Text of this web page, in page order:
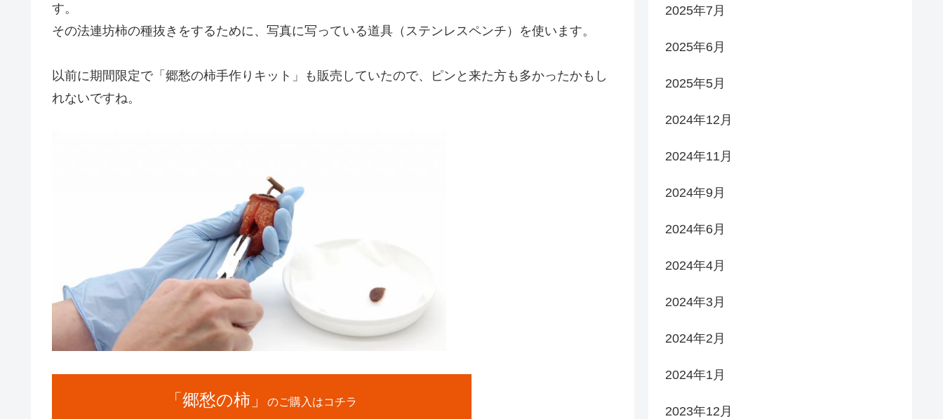
す。
その法連坊柿の種抜きをするために、写真に写っている道具（ステンレスペンチ）を使います。
以前に期間限定で「郷愁の柿手作りキット」も販売していたので、ピンと来た方も多かったかもし
れないですね。
「郷愁の柿」のご購入はコチラ
2025年7月
2025年6月
2025年5月
2024年12月
2024年11月
2024年9月
2024年6月
2024年4月
2024年3月
2024年2月
2024年1月
2023年12月